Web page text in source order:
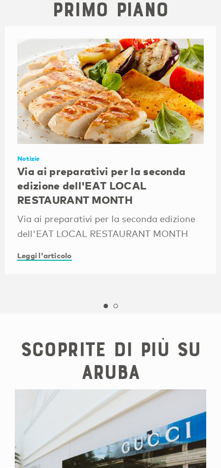
Primo piano
Notizie
Via ai preparativi per la seconda
edizione dell'EAT LOCAL
RESTAURANT MONTH
Via ai preparativi per la seconda edizione
dell'EAT LOCAL RESTAURANT MONTH
Leggi l'articolo
Scoprite di più su
Aruba